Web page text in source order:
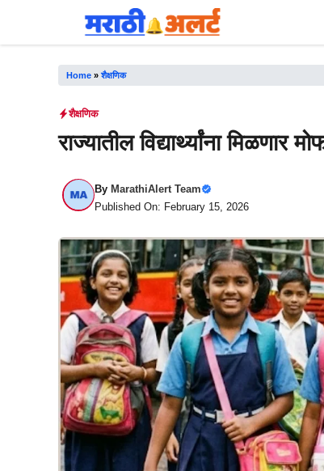
Home »शैक्षणिक
शैक्षणिक
राज्यातील विद्यार्थ्यांना मिळणार
By MarathiAlert Team
Published On: February 15, 2026